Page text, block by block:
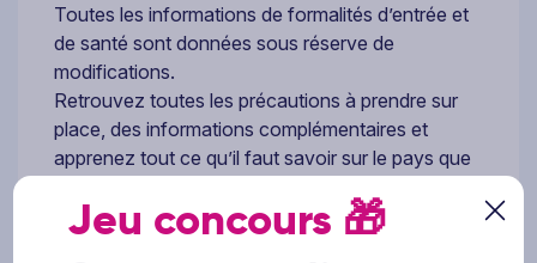
Toutes les informations de formalités d’entrée et
de santé sont données sous réserve de
modifications.
Retrouvez toutes les précautions à prendre sur
place, des informations complémentaires et
apprenez tout ce qu’il faut savoir sur le pays que
http://www.diplomatie.gouv.fr/fr/conseils-aux-
Jeu concours 🎁